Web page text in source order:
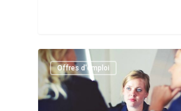
Offres d'emploi